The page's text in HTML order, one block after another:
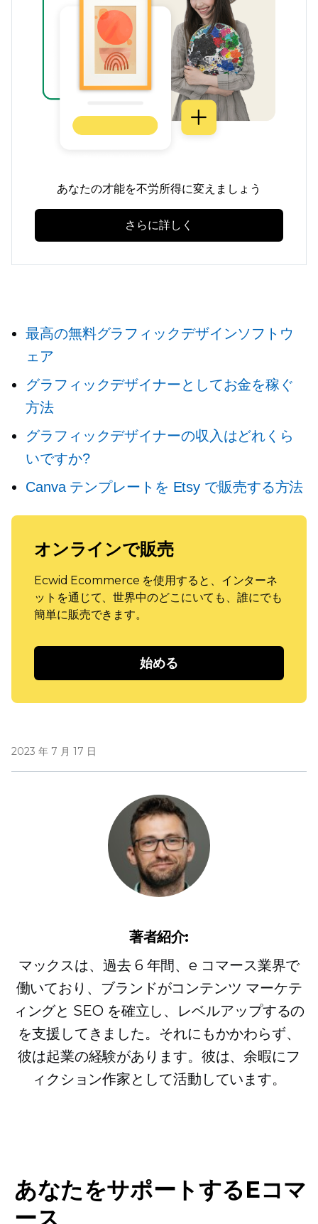
あなたの才能を不労所得に変えましょう
さらに詳しく
最高の無料グラフィックデザインソフトウ
ェア
グラフィックデザイナーとしてお金を稼ぐ
方法
グラフィックデザイナーの収入はどれくら
いですか?
Canva テンプレートを Etsy で販売する方法
オンラインで販売
Ecwid Ecommerce を使用すると、インターネ
ットを通じて、世界中のどこにいても、誰にでも
簡単に販売できます。
始める
2023 年 7 月 17 日
著者紹介:
マックスは、過去 6 年間、e コマース業界で
働いており、ブランドがコンテンツ マーケテ
ィングと SEO を確立し、レベルアップするの
を支援してきました。それにもかかわらず、
彼は起業の経験があります。彼は、余暇にフ
ィクション作家として活動しています。
あなたをサポートするEコマ
ース